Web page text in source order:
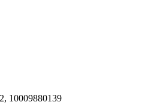
10009880139